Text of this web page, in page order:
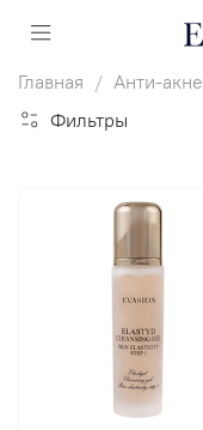
Главная Анти-акне
Фильтры